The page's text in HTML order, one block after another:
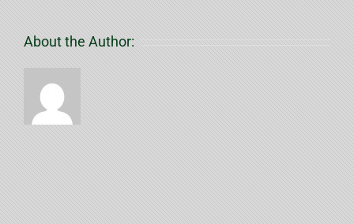
About the Author: